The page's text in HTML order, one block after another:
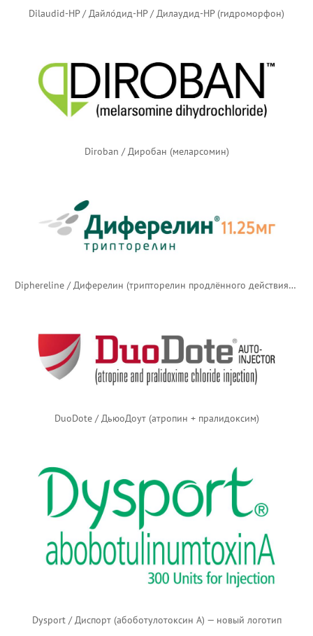
Dilaudid-HP / Дайло́дид-HP / Дилаудид-HP (гидроморфон)
Diroban / Диробан (меларсомин)
Diphereline / Диферелин (трипторелин продлённого действия) — русский логотип
DuoDote / ДьюоДоут (атропин + пралидоксим)
Dysport / Диспорт (абоботулотоксин А) — новый логотип